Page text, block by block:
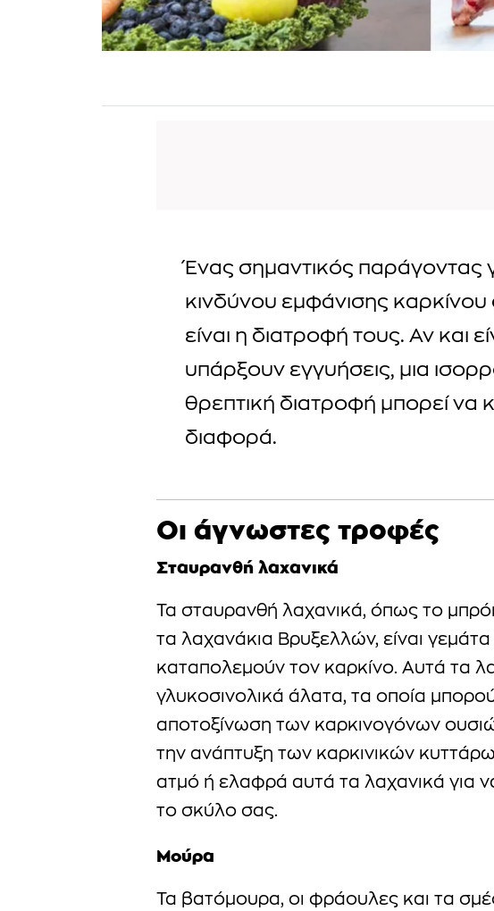
Ένας σημαντικός παράγοντας
κινδύνου εμφάνισης
είναι η διατροφή τους. Αν και
υπάρξουν εγγυήσεις, μια
θρεπτική διατροφή μπορεί να
διαφορά.
Οι άγνωστες τροφές
Σταυρανθή λαχανικά
Τα σταυρανθή λαχανικά, όπως το
τα λαχανάκια Βρυξελλών, είναι
καταπολεμούν τον καρκίνο. Αυτά τα
γλυκοσινολικά άλατα, τα οποία
αποτοξίνωση των καρκινογόνων
την ανάπτυξη των καρκινικών
ατμό ή ελαφρά αυτά τα λαχανικά για
το σκύλο σας.
Μούρα
Τα βατόμουρα, οι φράουλες και τα